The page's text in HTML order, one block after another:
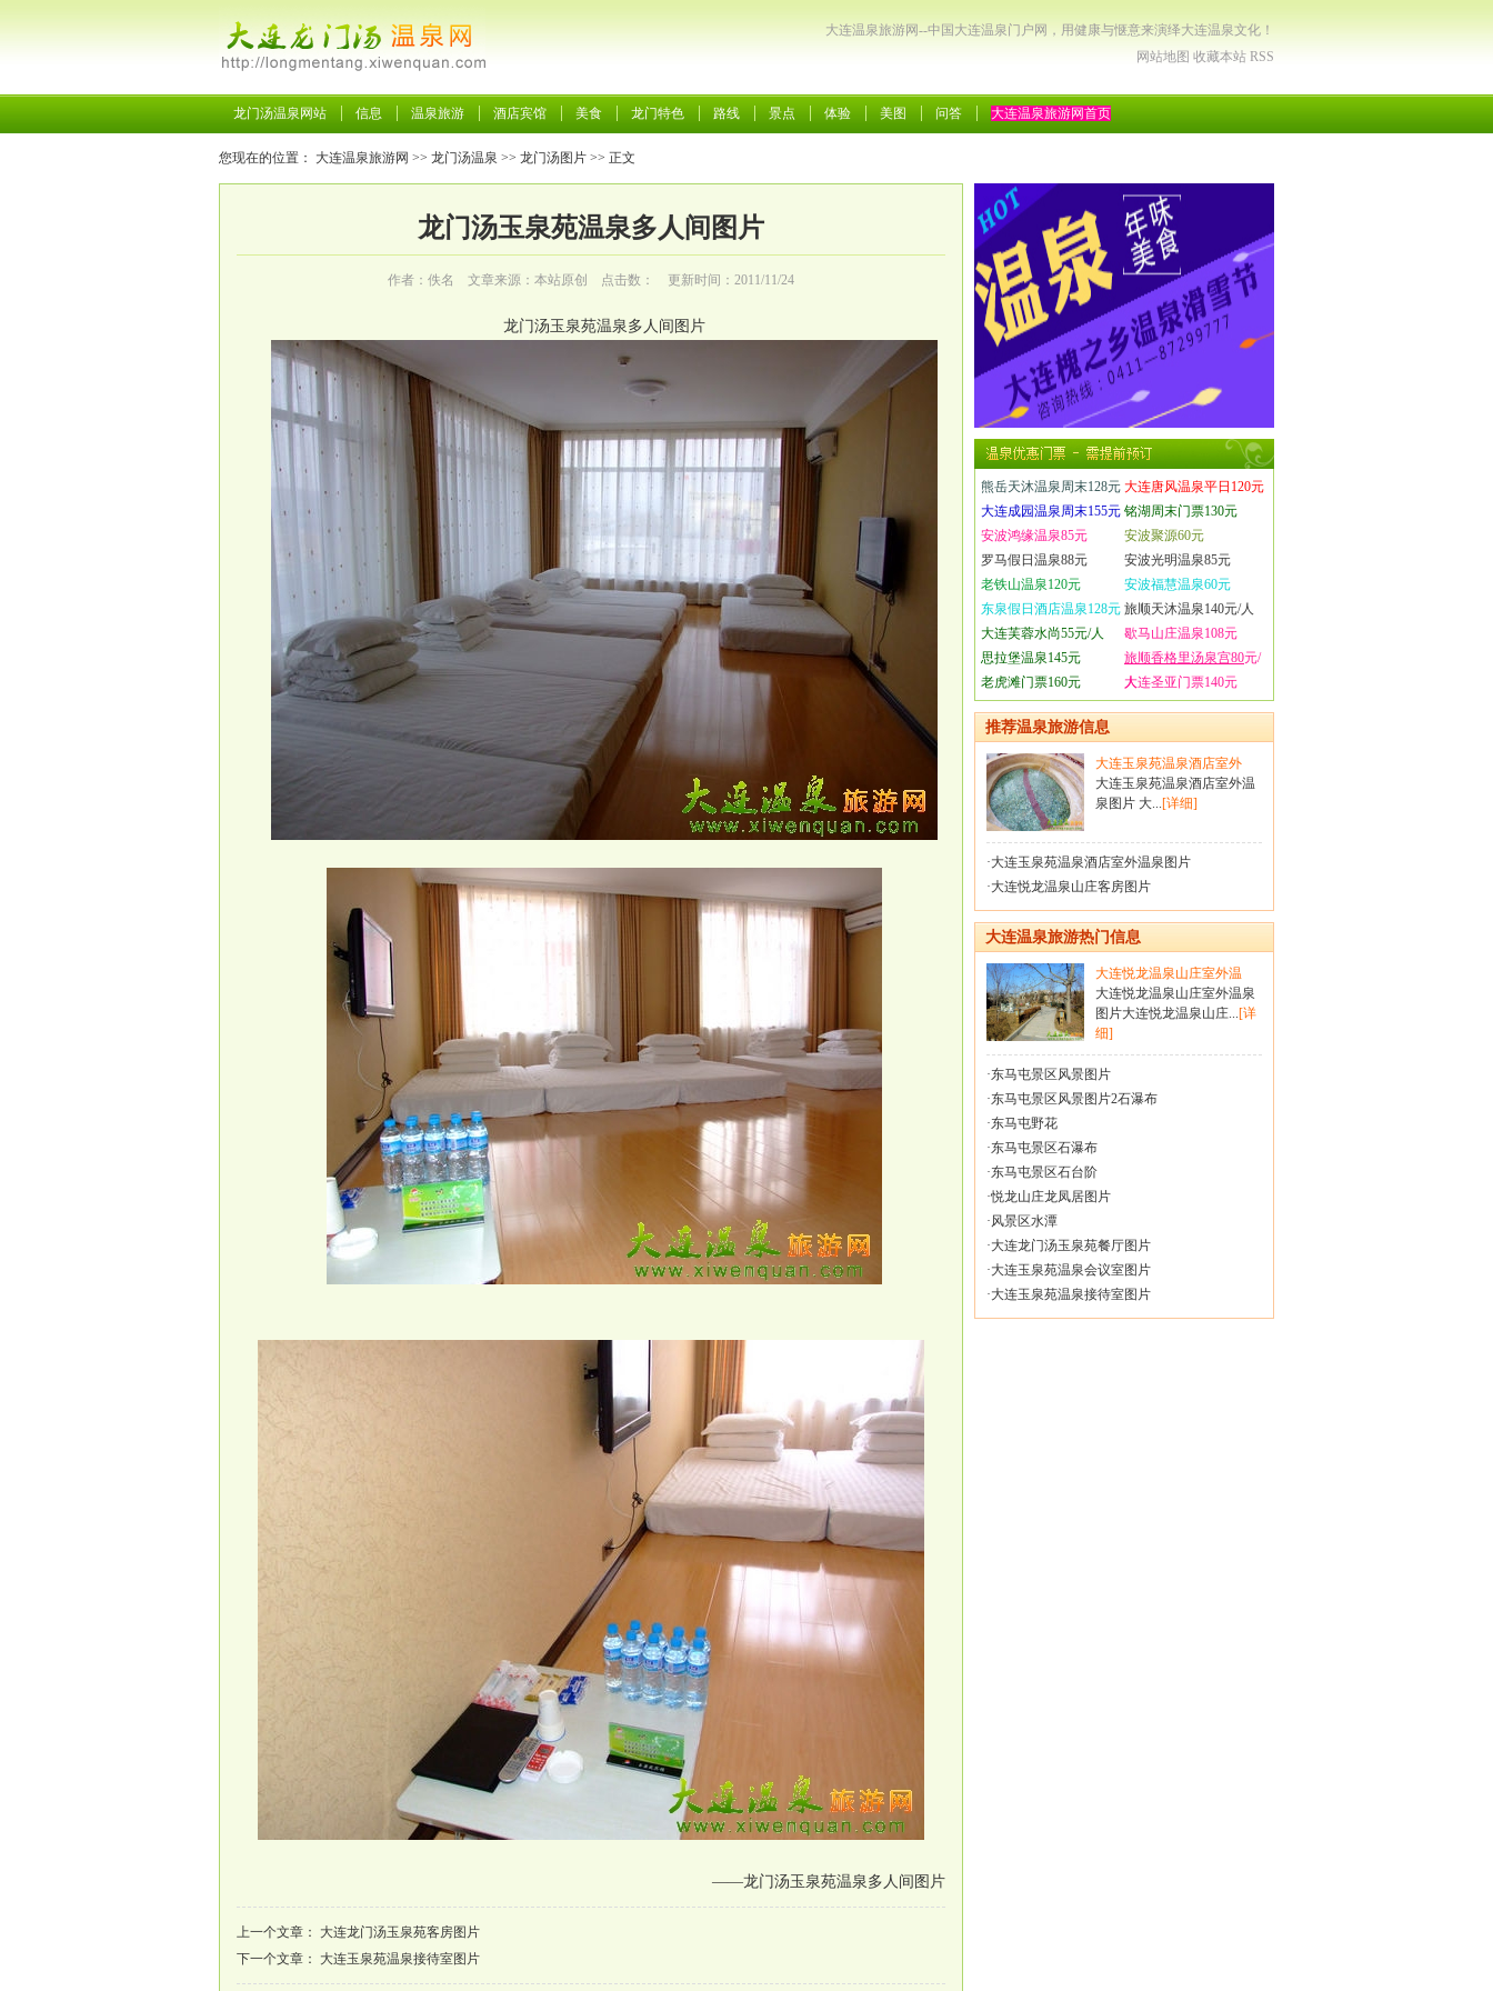
大连温泉旅游网--中国大连温泉门户网，用健康与惬意来演绎大连温泉文化！
网站地图 收藏本站 RSS
龙门汤温泉网站 信息 温泉旅游 酒店宾馆 美食 龙门特色 路线 景点 体验 美图 问答 大连温泉旅游网首页
您现在的位置： 大连温泉旅游网 >> 龙门汤温泉 >> 龙门汤图片 >> 正文
龙门汤玉泉苑温泉多人间图片
作者：佚名 文章来源：本站原创 点击数： 更新时间：2011/11/24
龙门汤玉泉苑温泉多人间图片
——龙门汤玉泉苑温泉多人间图片
上一个文章： 大连龙门汤玉泉苑客房图片
下一个文章： 大连玉泉苑温泉接待室图片
熊岳天沐温泉周末128元 大连唐风温泉平日120元
大连成园温泉周末155元 铭湖周末门票130元
安波鸿缘温泉85元
安波聚源60元
罗马假日温泉88元
安波光明温泉85元
老铁山温泉120元
安波福慧温泉60元
东泉假日酒店温泉128元 旅顺天沐温泉140元/人
大连芙蓉水尚55元/人
歇马山庄温泉108元
思拉堡温泉145元
旅顺香格里汤泉宫80元/
人
老虎滩门票160元 大连圣亚门票140元
推荐温泉旅游信息
大连玉泉苑温泉酒店室外
大连玉泉苑温泉酒店室外温
泉图片 大...[详细]
·大连玉泉苑温泉酒店室外温泉图片
·大连悦龙温泉山庄客房图片
大连温泉旅游热门信息
大连悦龙温泉山庄室外温
大连悦龙温泉山庄室外温泉
图片大连悦龙温泉山庄...[详
细]
·东马屯景区风景图片
·东马屯景区风景图片2石瀑布
·东马屯野花
·东马屯景区石瀑布
·东马屯景区石台阶
·悦龙山庄龙凤居图片
·风景区水潭
·大连龙门汤玉泉苑餐厅图片
·大连玉泉苑温泉会议室图片
·大连玉泉苑温泉接待室图片